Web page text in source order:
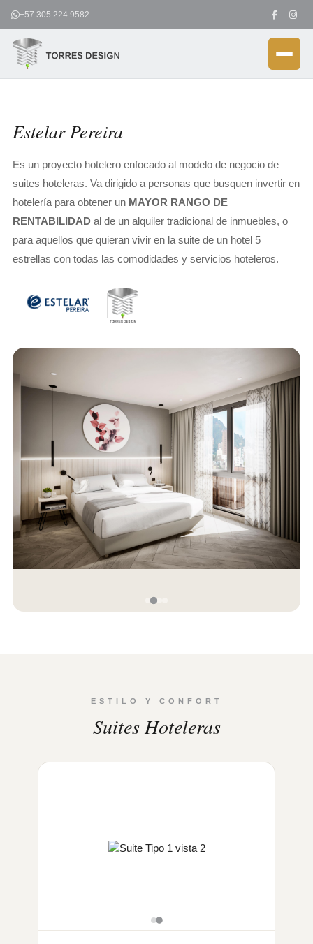
contenido
+57 305 224 9582
Estelar Pereira
Es un proyecto hotelero enfocado al modelo de negocio de
suites hoteleras. Va dirigido a personas que busquen invertir en
hotelería para obtener un MAYOR RANGO DE
RENTABILIDAD al de un alquiler tradicional de inmuebles, o
para aquellos que quieran vivir en la suite de un hotel 5
estrellas con todas las comodidades y servicios hoteleros.
ESTILO Y CONFORT
Suites Hoteleras